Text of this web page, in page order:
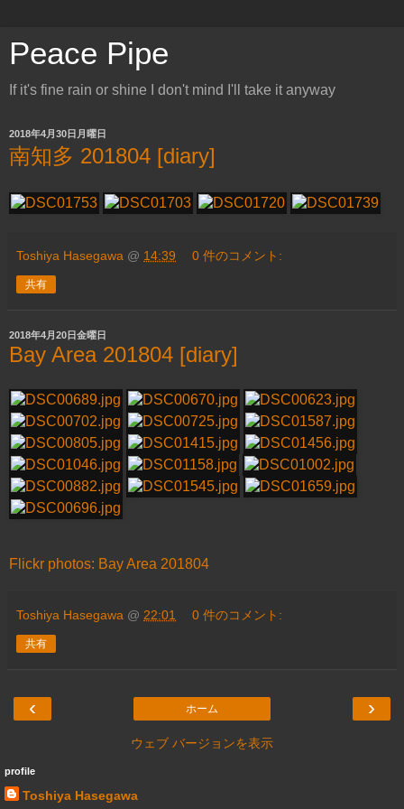
Peace Pipe
If it's fine rain or shine I don't mind I'll take it anyway
2018年4月30日月曜日
南知多 201804 [diary]
Toshiya Hasegawa @ 14:39 0 件のコメント:
共有
2018年4月20日金曜日
Bay Area 201804 [diary]
Flickr photos: Bay Area 201804
Toshiya Hasegawa @ 22:01 0 件のコメント:
共有
‹ ›
ホーム
ウェブ バージョンを表示
profile
Toshiya Hasegawa